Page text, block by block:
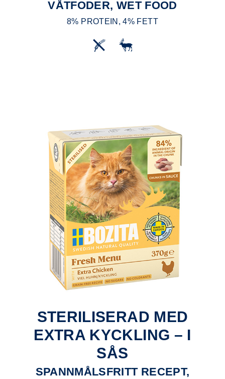
VÅTFODER, WET FOOD
8% PROTEIN, 4% FETT
STERILISERAD MED
EXTRA KYCKLING – I
SÅS
SPANNMÅLSFRITT RECEPT,